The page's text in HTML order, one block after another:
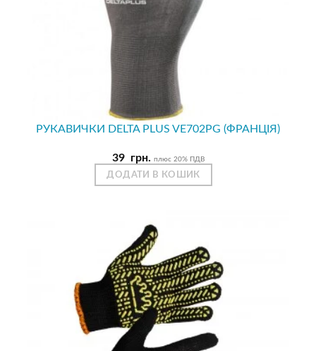
РУКАВИЧКИ DELTA PLUS VE702PG (ФРАНЦІЯ)
39 грн. плюс 20% ПДВ
ДОДАТИ В КОШИК